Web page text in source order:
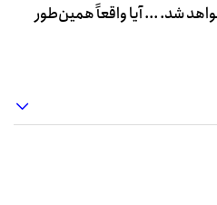
شد. ... آیا واقعاً همین‌طور